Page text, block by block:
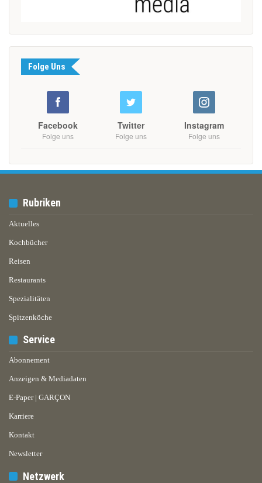
Folge Uns
Facebook
Folge uns
Twitter
Folge uns
Instagram
Folge uns
Rubriken
Aktuelles
Kochbücher
Reisen
Restaurants
Spezialitäten
Spitzenköche
Service
Abonnement
Anzeigen & Mediadaten
E-Paper | GARÇON
Karriere
Kontakt
Newsletter
Netzwerk